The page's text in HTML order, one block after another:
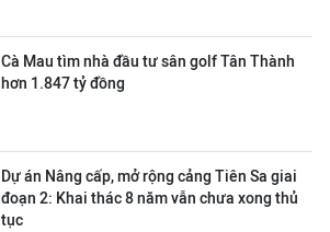
Cà Mau tìm nhà đầu tư sân golf Tân Thành
hơn 1.847 tỷ đồng
Dự án Nâng cấp, mở rộng cảng Tiên Sa giai
đoạn 2: Khai thác 8 năm vẫn chưa xong thủ
tục